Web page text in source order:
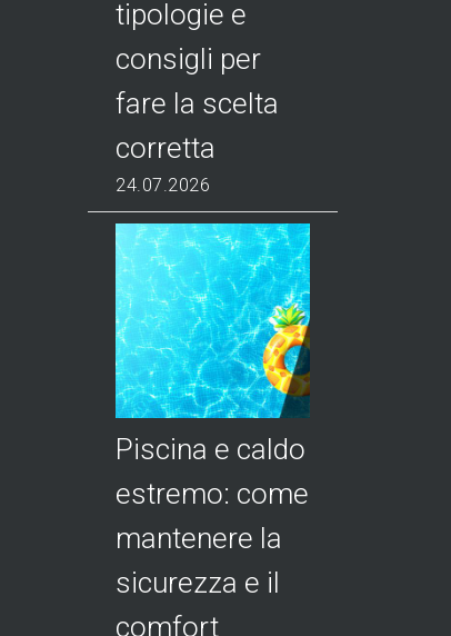
tipologie e
consigli per
fare la scelta
corretta
24.07.2026
Piscina e caldo
estremo: come
mantenere la
sicurezza e il
comfort